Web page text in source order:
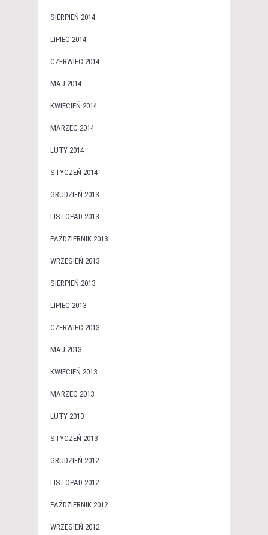
SIERPIEŃ 2014
LIPIEC 2014
CZERWIEC 2014
MAJ 2014
KWIECIEŃ 2014
MARZEC 2014
LUTY 2014
STYCZEŃ 2014
GRUDZIEŃ 2013
LISTOPAD 2013
PAŹDZIERNIK 2013
WRZESIEŃ 2013
SIERPIEŃ 2013
LIPIEC 2013
CZERWIEC 2013
MAJ 2013
KWIECIEŃ 2013
MARZEC 2013
LUTY 2013
STYCZEŃ 2013
GRUDZIEŃ 2012
LISTOPAD 2012
PAŹDZIERNIK 2012
WRZESIEŃ 2012